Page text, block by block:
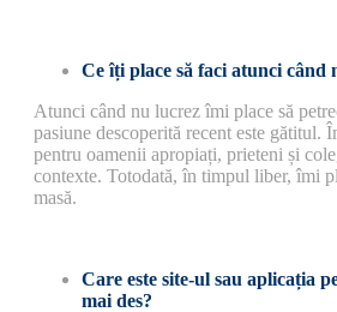
Ce îți place să faci atunci când
Atunci când nu lucrez îmi place să
pasiune descoperită recent este gătitul.
pentru oamenii apropiați, prieteni și
contexte. Totodată, în timpul liber, îmi
masă.
Care este site-ul sau aplicația
mai des?